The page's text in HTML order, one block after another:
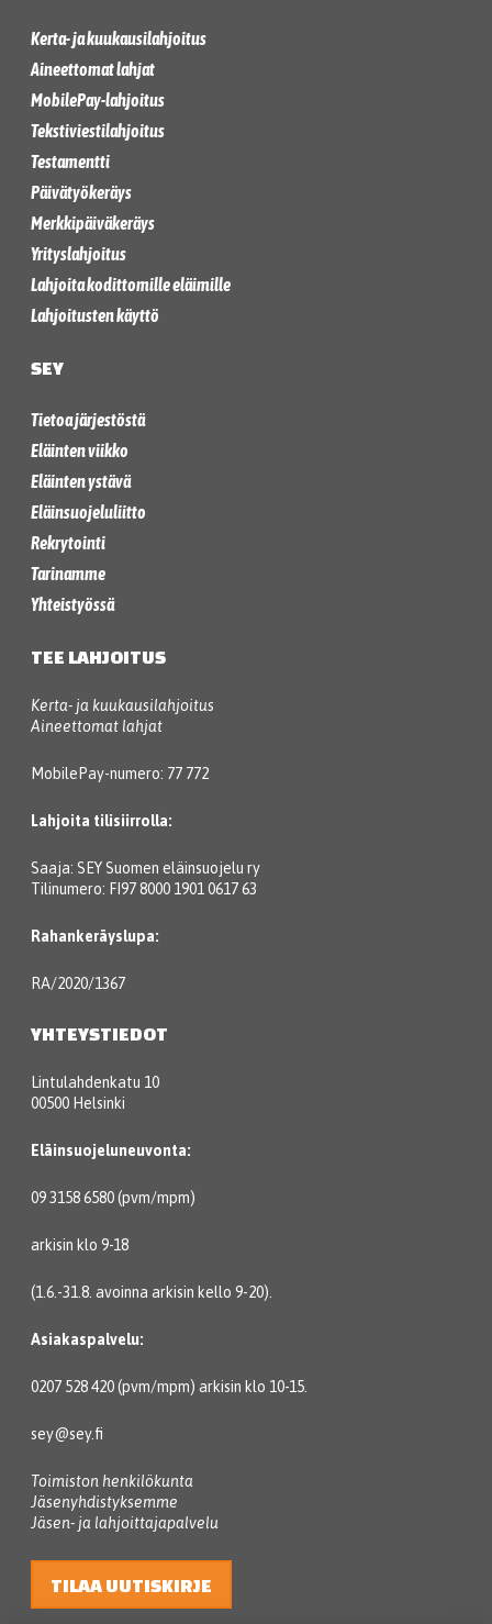
Kerta- ja kuukausilahjoitus
Aineettomat lahjat
MobilePay-lahjoitus
Tekstiviestilahjoitus
Testamentti
Päivätyökeräys
Merkkipäiväkeräys
Yrityslahjoitus
Lahjoita kodittomille eläimille
Lahjoitusten käyttö
SEY
Tietoa järjestöstä
Eläinten viikko
Eläinten ystävä
Eläinsuojeluliitto
Rekrytointi
Tarinamme
Yhteistyössä
TEE LAHJOITUS
Kerta- ja kuukausilahjoitus
Aineettomat lahjat
MobilePay-numero: 77 772
Lahjoita tilisiirrolla:
Saaja: SEY Suomen eläinsuojelu ry
Tilinumero: FI97 8000 1901 0617 63
Rahankeräyslupa:
RA/2020/1367
YHTEYSTIEDOT
Lintulahdenkatu 10
00500 Helsinki
Eläinsuojeluneuvonta:
09 3158 6580 (pvm/mpm)
arkisin klo 9-18
(1.6.-31.8. avoinna arkisin kello 9-20).
Asiakaspalvelu:
0207 528 420 (pvm/mpm) arkisin klo 10-15.
sey@sey.fi
Toimiston henkilökunta
Jäsenyhdistyksemme
Jäsen- ja lahjoittajapalvelu
TILAA UUTISKIRJE